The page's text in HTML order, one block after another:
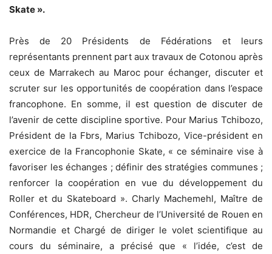
Skate ».
Près de 20 Présidents de Fédérations et leurs
représentants prennent part aux travaux de Cotonou après
ceux de Marrakech au Maroc pour échanger, discuter et
scruter sur les opportunités de coopération dans l’espace
francophone. En somme, il est question de discuter de
l’avenir de cette discipline sportive. Pour Marius Tchibozo,
Président de la Fbrs, Marius Tchibozo, Vice-président en
exercice de la Francophonie Skate, « ce séminaire vise à
favoriser les échanges ; définir des stratégies communes ;
renforcer la coopération en vue du développement du
Roller et du Skateboard ». Charly Machemehl, Maître de
Conférences, HDR, Chercheur de l’Université de Rouen en
Normandie et Chargé de diriger le volet scientifique au
cours du séminaire, a précisé que « l’idée, c’est de